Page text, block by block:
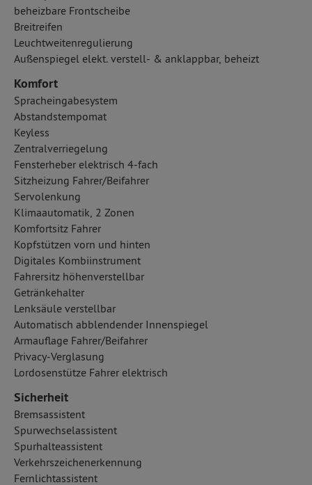
beheizbare Frontscheibe
Breitreifen
Leuchtweitenregulierung
Außenspiegel elekt. verstell- & anklappbar, beheizt
Komfort
Spracheingabesystem
Abstandstempomat
Keyless
Zentralverriegelung
Fensterheber elektrisch 4-fach
Sitzheizung Fahrer/Beifahrer
Servolenkung
Klimaautomatik, 2 Zonen
Komfortsitz Fahrer
Kopfstützen vorn und hinten
Digitales Kombiinstrument
Fahrersitz höhenverstellbar
Getränkehalter
Lenksäule verstellbar
Automatisch abblendender Innenspiegel
Armauflage Fahrer/Beifahrer
Privacy-Verglasung
Lordosenstütze Fahrer elektrisch
Sicherheit
Bremsassistent
Spurwechselassistent
Spurhalteassistent
Verkehrszeichenerkennung
Fernlichtassistent